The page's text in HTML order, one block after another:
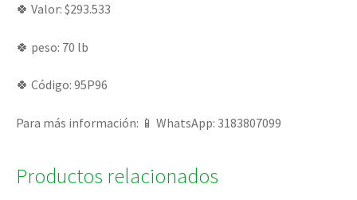
🍀 Valor: $293.533
🍀 peso: 70 lb
🍀 Código: 95P96
Para más información: 📱 WhatsApp: 3183807099
Productos relacionados